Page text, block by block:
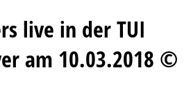
live in der TUI
am 10.03.2018 ©